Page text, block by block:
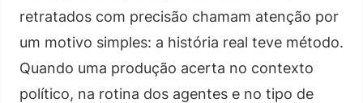
retratados com precisão chamam atenção por
um motivo simples: a história real teve método.
Quando uma produção acerta no contexto
político, na rotina dos agentes e no tipo de